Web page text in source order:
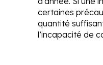
certaines
quantité
l’incapacité de